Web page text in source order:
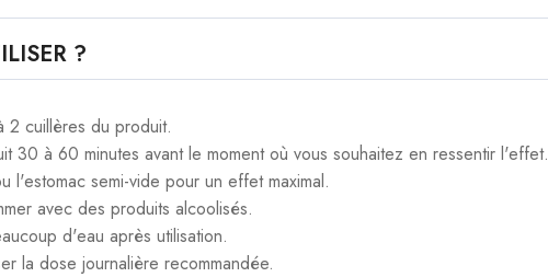
?
2 cuillères du produit.
30 à 60 minutes avant le moment où vous souhaitez en ressentir l'effet.
l'estomac semi-vide pour un effet maximal.
avec des produits alcoolisés.
d'eau après utilisation.
la dose journalière recommandée.